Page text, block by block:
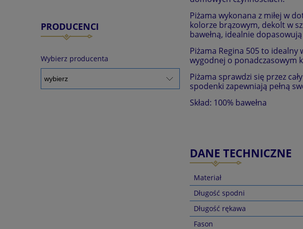
PRODUCENCI
Wybierz producenta
Piżama wykonana z miłej w
kolorze brązowym, dekolt w
bawełną, idealnie dopasowują
Piżama Regina 505 to
wygodnej o ponadczasowym
Piżama sprawdzi się przez
spodenki zapewniają pełną
Skład: 100% bawełna
DANE TECHNICZNE
Materiał
Długość spodni
Długość rękawa
Fason